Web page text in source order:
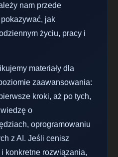
nam przede
jak
życiu, pracy i
materiały dla
zaawansowania:
kroki, aż po tych,
o
oprogramowaniu
z AI. Jeśli cenisz
konkretne rozwiązania,